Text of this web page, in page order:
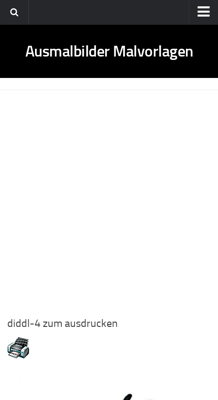
Datenschutz
Ausmalbilder Malvorlagen
diddl-4 zum ausdrucken